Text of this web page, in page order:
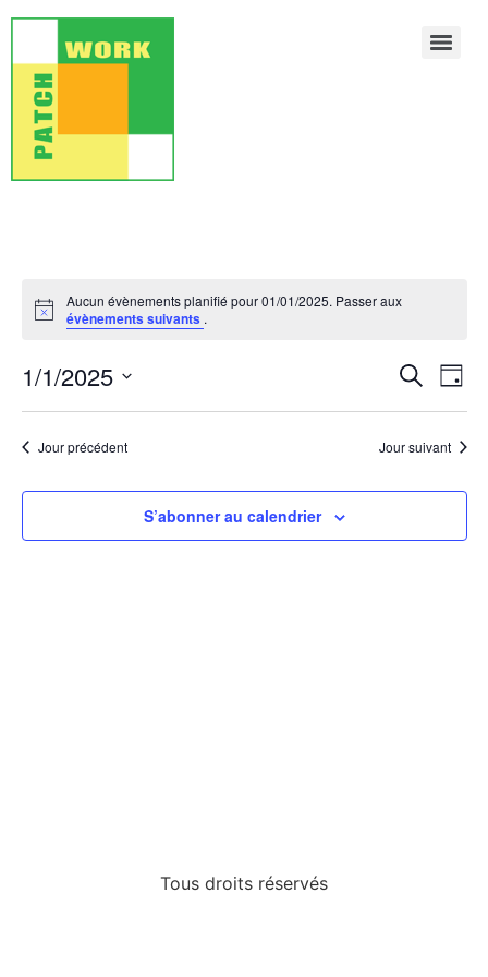
Notice
Aucun évènements planifié pour 01/01/2025. Passer aux
évènements suivants .
et
de
vues
Recherche
de
Jour
1/1/2025
une
date.Jour précédent Jour suivant
S’abonner au calendrier
Tous droits réservés